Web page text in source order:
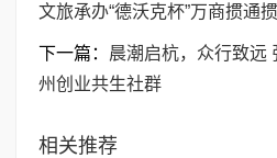
文旅承办“德沃克杯”万商掼通
下一篇： 晨潮启杭，众行致远
州创业共生社群
相关推荐